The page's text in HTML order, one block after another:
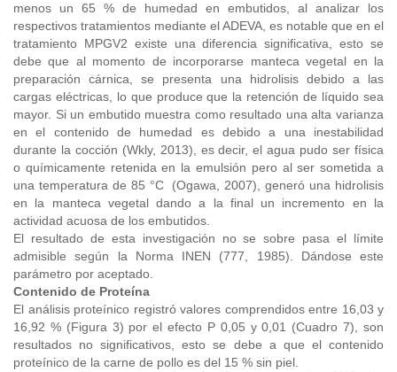
menos un 65 % de humedad en embutidos, al analizar los
respectivos tratamientos mediante el ADEVA, es notable que en el
tratamiento MPGV2 existe una diferencia significativa, esto se
debe que al momento de incorporarse manteca vegetal en la
preparación cárnica, se presenta una hidrolisis debido a las
cargas eléctricas, lo que produce que la retención de líquido sea
mayor. Si un embutido muestra como resultado una alta varianza
en el contenido de humedad es debido a una inestabilidad
durante la cocción (Wkly, 2013), es decir, el agua pudo ser física
o químicamente retenida en la emulsión pero al ser sometida a
una temperatura de 85 °C (Ogawa, 2007), generó una hidrolisis
en la manteca vegetal dando a la final un incremento en la
actividad acuosa de los embutidos.
El resultado de esta investigación no se sobre pasa el límite
admisible según la Norma INEN (777, 1985). Dándose este
parámetro por aceptado.
Contenido de Proteína
El análisis proteínico registró valores comprendidos entre 16,03 y
16,92 % (Figura 3) por el efecto P 0,05 y 0,01 (Cuadro 7), son
resultados no significativos, esto se debe a que el contenido
proteínico de la carne de pollo es del 15 % sin piel.